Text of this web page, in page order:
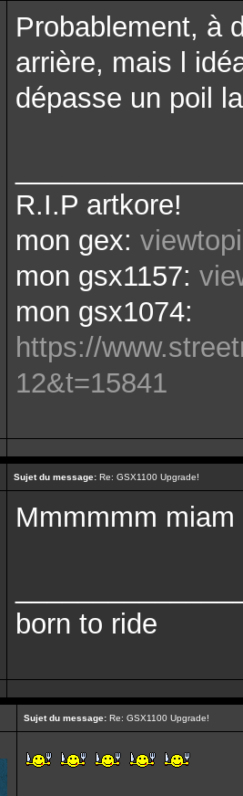
Probablement, à
arrière, mais l
dépasse un poil
R.I.P artkore!
mon gex:
mon gsx1157:
mon gsx1074:
https://
12&t=15841
Sujet du message: Re: GSX1100 Upgrade!
Mmmmmm
born to ride
Sujet du message: Re: GSX1100 Upgrade!